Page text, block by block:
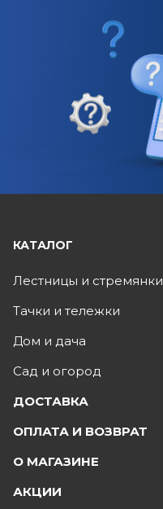
КАТАЛОГ
Лестницы и стремянки
Тачки и тележки
Дом и дача
Сад и огород
ДОСТАВКА
ОПЛАТА И ВОЗВРАТ
О МАГАЗИНЕ
АКЦИИ